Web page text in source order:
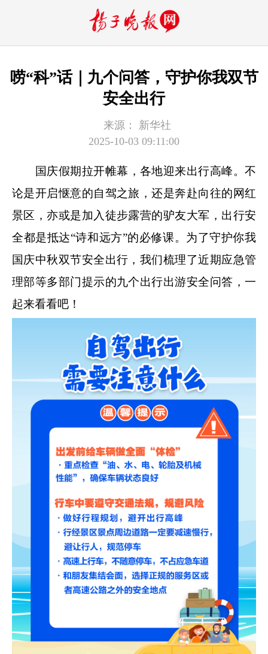
唠“科”话｜九个问答，守护你我双节
安全出行
来源：
新华社
2025-10-03 09:11:00
国庆假期拉开帷幕，各地迎来出行高峰。不
论是开启惬意的自驾之旅，还是奔赴向往的网红
景区，亦或是加入徒步露营的驴友大军，出行安
全都是抵达“诗和远方”的必修课。为了守护你我
国庆中秋双节安全出行，我们梳理了近期应急管
理部等多部门提示的九个出行出游安全问答，一
起来看看吧！